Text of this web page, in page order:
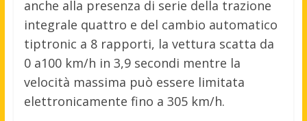
anche alla presenza di serie della trazione
integrale quattro e del cambio automatico
tiptronic a 8 rapporti, la vettura scatta da
0 a100 km/h in 3,9 secondi mentre la
velocità massima può essere limitata
elettronicamente fino a 305 km/h.